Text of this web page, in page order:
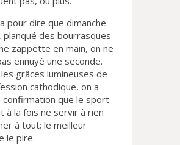
pour dire que dimanche
planqué des bourrasques
zappette en main, on ne
ennuyé une seconde.
grâces lumineuses de
cathodique, on a
confirmation que le sport
à la fois ne servir à rien
à tout; le meilleur
le pire.